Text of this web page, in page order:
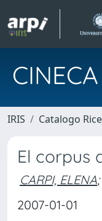
IRIS Catalogo
El corpus
CARPI, ELENA;
2007-01-01